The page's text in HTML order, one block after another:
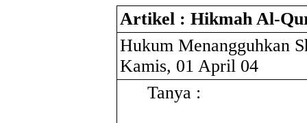
Artikel : Hikmah Al-
Hukum Menangguhkan
Kamis, 01 April 04
Tanya :